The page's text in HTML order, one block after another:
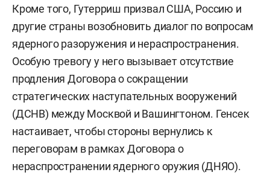
Кроме того, Гутерриш призвал США, Россию и
другие страны возобновить диалог по вопросам
ядерного разоружения и нераспространения.
Особую тревогу у него вызывает отсутствие
продления Договора о сокращении
стратегических наступательных вооружений
(ДСНВ) между Москвой и Вашингтоном. Генсек
настаивает, чтобы стороны вернулись к
переговорам в рамках Договора о
нераспространении ядерного оружия (ДНЯО).